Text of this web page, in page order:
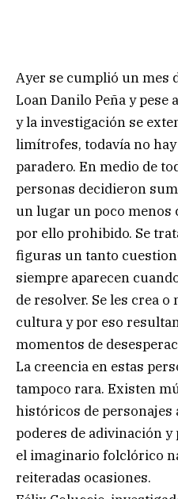
Ayer se cumplió un mes
Loan Danilo Peña y pese
y la investigación se
limítrofes, todavía no
paradero. En medio de
personas decidieron
un lugar un poco menos
por ello prohibido. Se
figuras un tanto
siempre aparecen
de resolver. Se les crea
cultura y por eso
momentos de
La creencia en estas
tampoco rara. Existen
históricos de personajes
poderes de adivinación y
el imaginario folclórico
reiteradas ocasiones.